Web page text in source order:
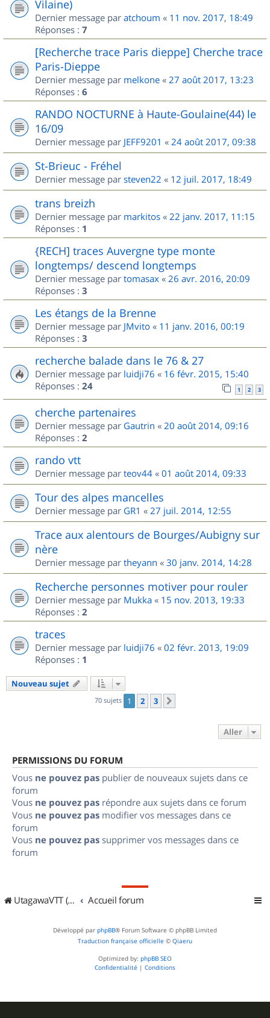
Vilaine)
Dernier message par atchoum « 11 nov. 2017, 18:49
Réponses : 7
[Recherche trace Paris dieppe] Cherche trace
Paris-Dieppe
Dernier message par melkone « 27 août 2017, 13:23
Réponses : 6
RANDO NOCTURNE à Haute-Goulaine(44) le
16/09
Dernier message par JEFF9201 « 24 août 2017, 09:38
St-Brieuc - Fréhel
Dernier message par steven22 « 12 juil. 2017, 18:49
trans breizh
Dernier message par markitos « 22 janv. 2017, 11:15
Réponses : 1
{RECH] traces Auvergne type monte
longtemps/ descend longtemps
Dernier message par tomasax « 26 avr. 2016, 20:09
Réponses : 3
Les étangs de la Brenne
Dernier message par JMvito « 11 janv. 2016, 00:19
Réponses : 3
recherche balade dans le 76 & 27
Dernier message par luidji76 « 16 févr. 2015, 15:40
Réponses : 24 1 2 3
cherche partenaires
Dernier message par Gautrin « 20 août 2014, 09:16
Réponses : 2
rando vtt
Dernier message par teov44 « 01 août 2014, 09:33
Tour des alpes mancelles
Dernier message par GR1 « 27 juil. 2014, 12:55
Trace aux alentours de Bourges/Aubigny sur
nère
Dernier message par theyann « 30 janv. 2014, 14:28
Recherche personnes motiver pour rouler
Dernier message par Mukka « 15 nov. 2013, 19:33
Réponses : 2
traces
Dernier message par luidji76 « 02 févr. 2013, 19:09
Réponses : 1
Nouveau sujet
70 sujets 1 2 3
Aller
PERMISSIONS DU FORUM
Vous ne pouvez pas publier de nouveaux sujets dans ce
forum
Vous ne pouvez pas répondre aux sujets dans ce forum
Vous ne pouvez pas modifier vos messages dans ce
forum
Vous ne pouvez pas supprimer vos messages dans ce
forum
UtagawaVTT (Randos VTT et VTTAE avec traces GPS) Accueil forum
Développé par phpBB® Forum Software © phpBB Limited
Traduction française officielle © Qiaeru
Optimized by: phpBB SEO
Confidentialité | Conditions